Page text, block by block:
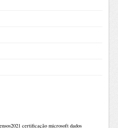
certificação microsoft dados